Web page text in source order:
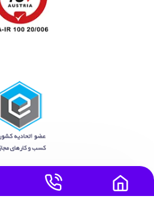
تمامی حقوق مادی و معنوی این سایت